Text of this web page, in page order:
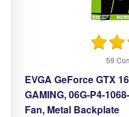
59
EVGA GeForce GTX
GAMING, 06G-P4-
Fan, Metal Backplate